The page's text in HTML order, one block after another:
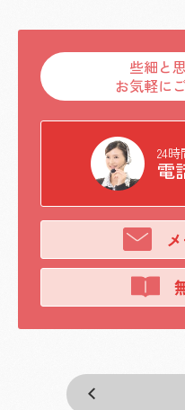
些細と
お気軽に
24
電